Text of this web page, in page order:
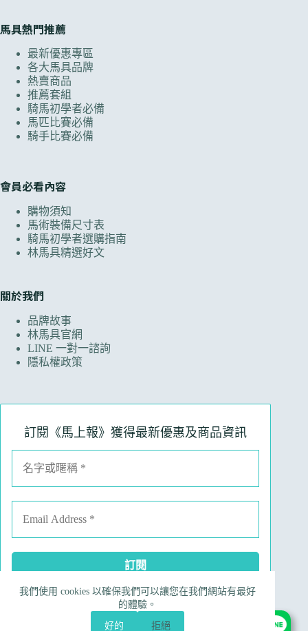
我們使用 cookies 以確保我們可以讓您在我們網站有最好
的體驗。
好的 拒絕
馬具熱門推薦
最新優惠專區
各大馬具品牌
熱賣商品
推薦套組
騎馬初學者必備
馬匹比賽必備
騎手比賽必備
會員必看內容
購物須知
馬術裝備尺寸表
騎馬初學者選購指南
林馬具精選好文
關於我們
品牌故事
林馬具官網
LINE 一對一諮詢
隱私權政策
訂閱《馬上報》獲得最新優惠及商品資訊
Facebook Instagram Line
電子郵件
電話號碼